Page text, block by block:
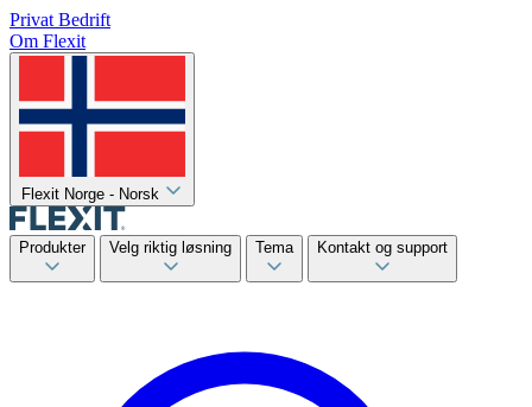
Privat Bedrift
Om Flexit
Flexit Norge - Norsk
Produkter Velg riktig løsning Tema Kontakt og support